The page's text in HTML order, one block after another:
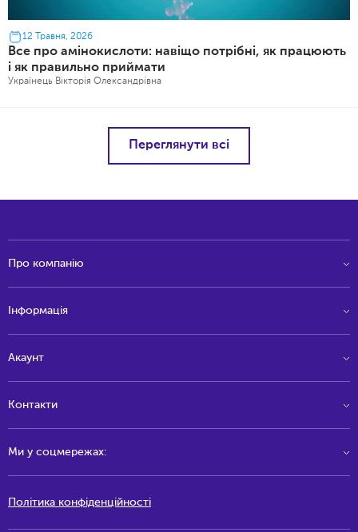
12 Травня, 2026
Все про амінокислоти: навіщо потрібні, як працюють
і як правильно приймати
Українець Вікторія Олександрівна
Переглянути всі
Про компанію
Інформація
Акаунт
Контакти
Ми у соцмережах:
Політика конфіденційності